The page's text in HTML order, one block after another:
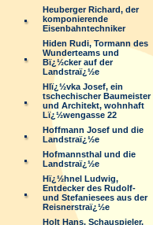
Heuberger Richard, der
komponierende
Eisenbahntechniker
Hiden Rudi, Tormann des
Wunderteams und
Bï¿½cker auf der
Landstraï¿½e
Hlï¿½vka Josef, ein
tschechischer Baumeister
und Architekt, wohnhaft
Lï¿½wengasse 22
Hoffmann Josef und die
Landstraï¿½e
Hofmannsthal und die
Landstraï¿½e
Hï¿½hnel Ludwig,
Entdecker des Rudolf-
und Stefaniesees aus der
Reisnerstraï¿½e
Holt Hans, Schauspieler,